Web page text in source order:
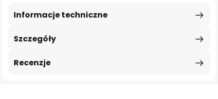
Szczegóły
Informacje techniczne
Recenzje